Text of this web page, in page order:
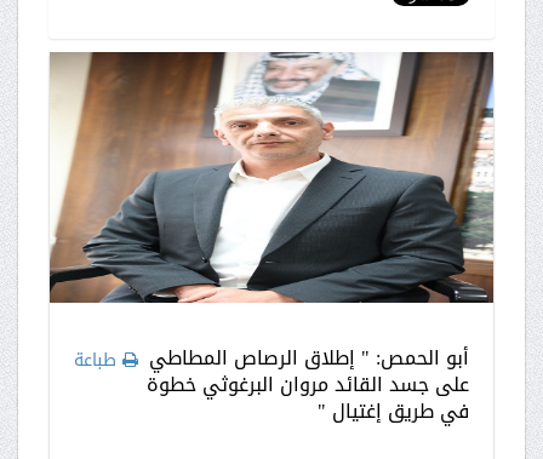
طباعة أبو الحمص: " إطلاق الرصاص المطاطي
على جسد القائد مروان البرغوثي خطوة
في طريق إغتيال "